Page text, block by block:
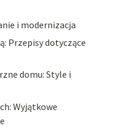
i modernizacja
Przepisy dotyczące
domu: Style i
Wyjątkowe